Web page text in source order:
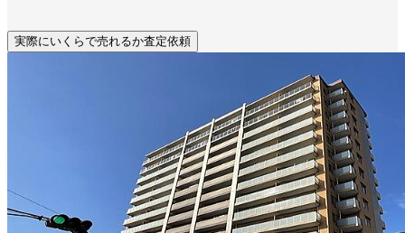
実際にいくらで売れるか査定依頼